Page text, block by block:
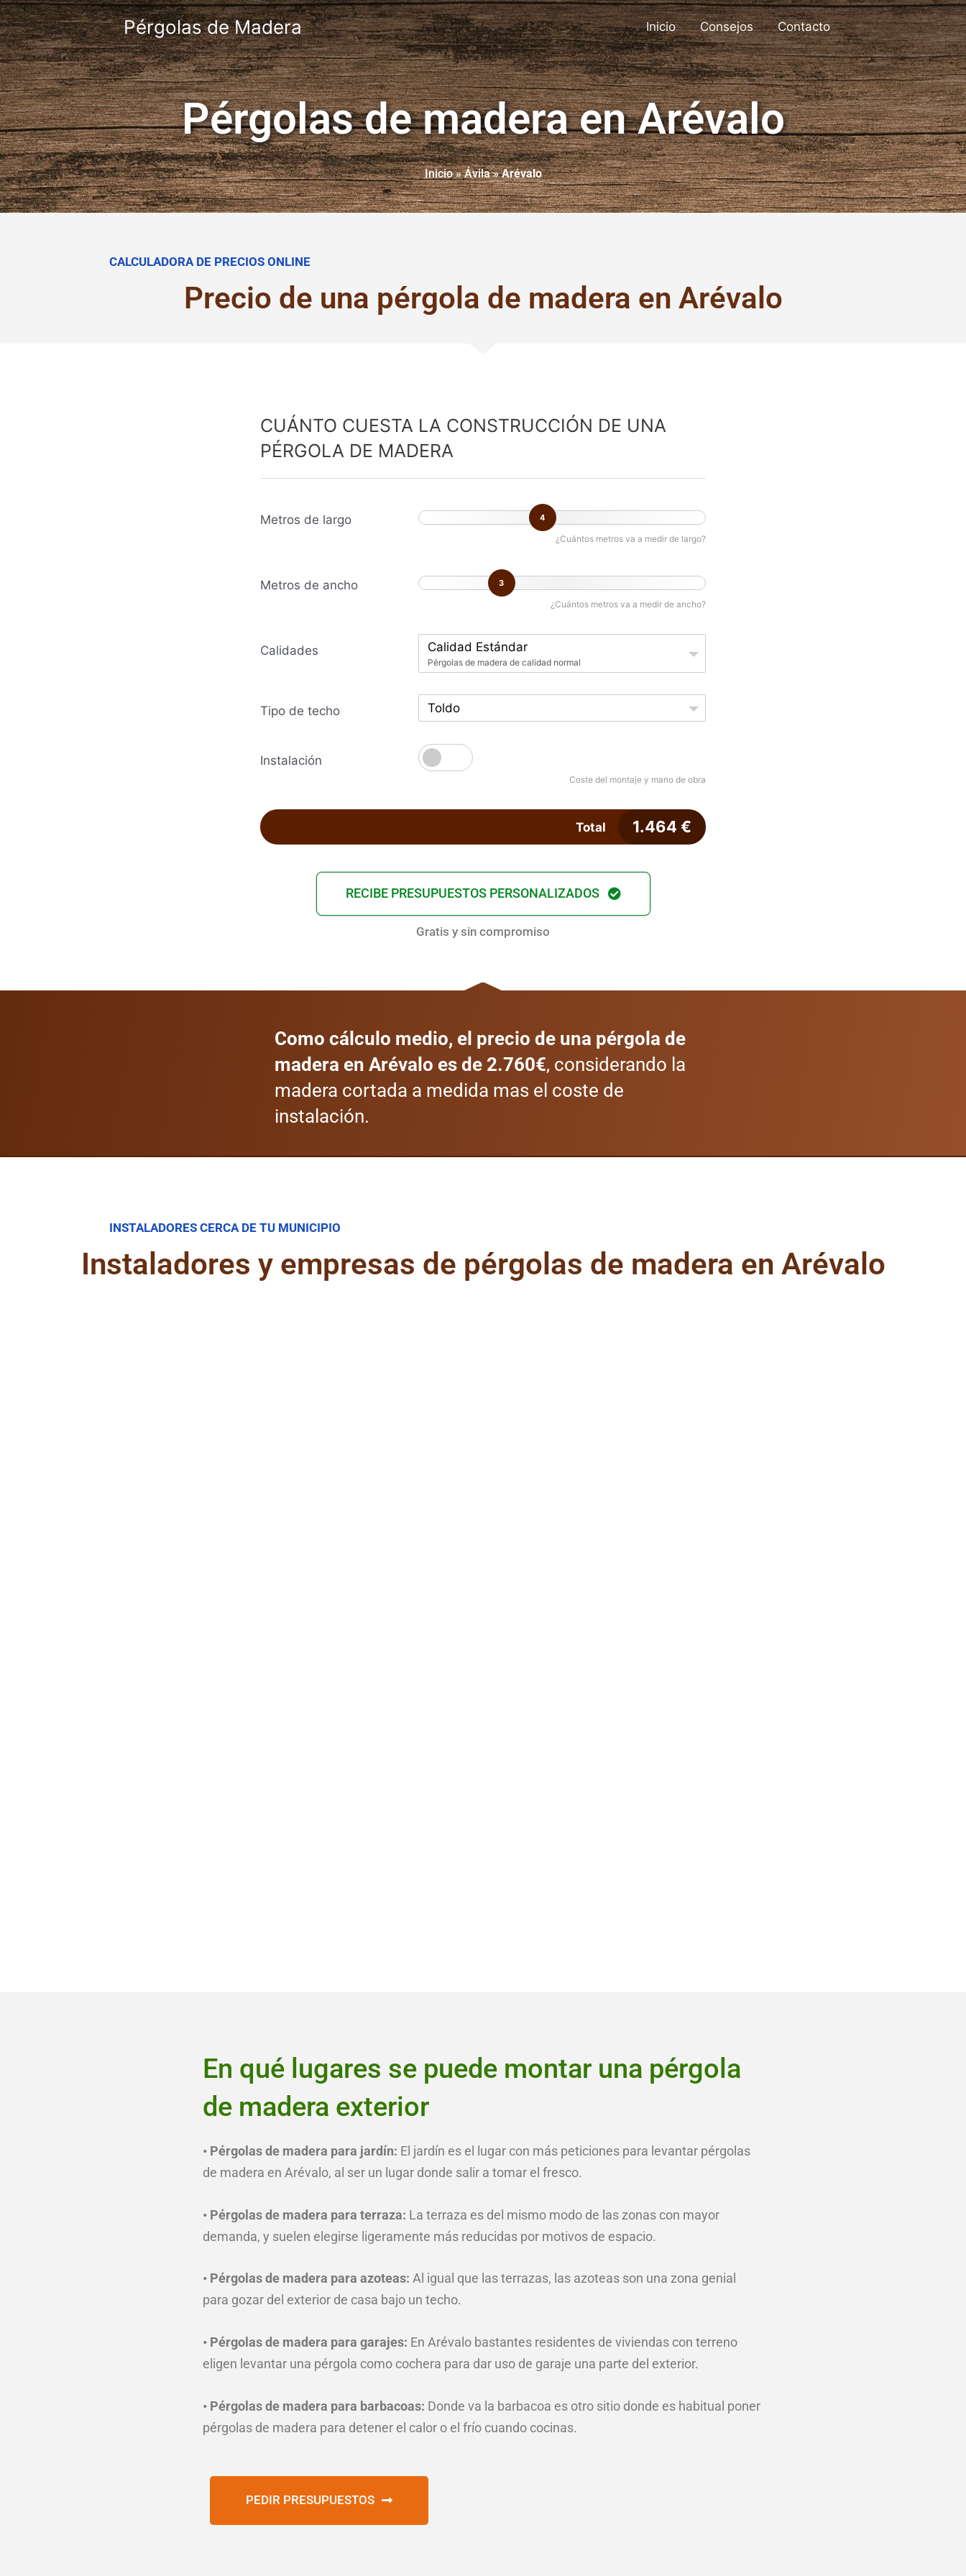
Pérgolas de Madera Inicio Consejos Contacto
Pérgolas de madera en Arévalo
Inicio»Ávila»Arévalo
CALCULADORA DE PRECIOS ONLINE
Precio de una pérgola de madera en Arévalo
CUÁNTO CUESTA LA CONSTRUCCIÓN DE UNA
PÉRGOLA DE MADERA
Metros de largo 4
¿Cuántos metros va a medir de largo?
Metros de ancho 3
¿Cuántos metros va a medir de ancho?
Calidades Calidad Estándar
Pérgolas de madera de calidad normal
Tipo de techo Toldo
Instalación
Coste del montaje y mano de obra
Total 1.464 €
RECIBE PRESUPUESTOS PERSONALIZADOS
Gratis y sin compromiso
Como cálculo medio, el precio de una pérgola de
madera en Arévalo es de 2.760€, considerando la
madera cortada a medida mas el coste de
instalación.
INSTALADORES CERCA DE TU MUNICIPIO
Instaladores y empresas de pérgolas de madera en Arévalo
En qué lugares se puede montar una pérgola
de madera exterior
• Pérgolas de madera para jardín: El jardín es el lugar con más peticiones para levantar pérgolas
de madera en Arévalo, al ser un lugar donde salir a tomar el fresco.
• Pérgolas de madera para terraza: La terraza es del mismo modo de las zonas con mayor
demanda, y suelen elegirse ligeramente más reducidas por motivos de espacio.
• Pérgolas de madera para azoteas: Al igual que las terrazas, las azoteas son una zona genial
para gozar del exterior de casa bajo un techo.
• Pérgolas de madera para garajes: En Arévalo bastantes residentes de viviendas con terreno
eligen levantar una pérgola como cochera para dar uso de garaje una parte del exterior.
• Pérgolas de madera para barbacoas: Donde va la barbacoa es otro sitio donde es habitual poner
pérgolas de madera para detener el calor o el frío cuando cocinas.
PEDIR PRESUPUESTOS